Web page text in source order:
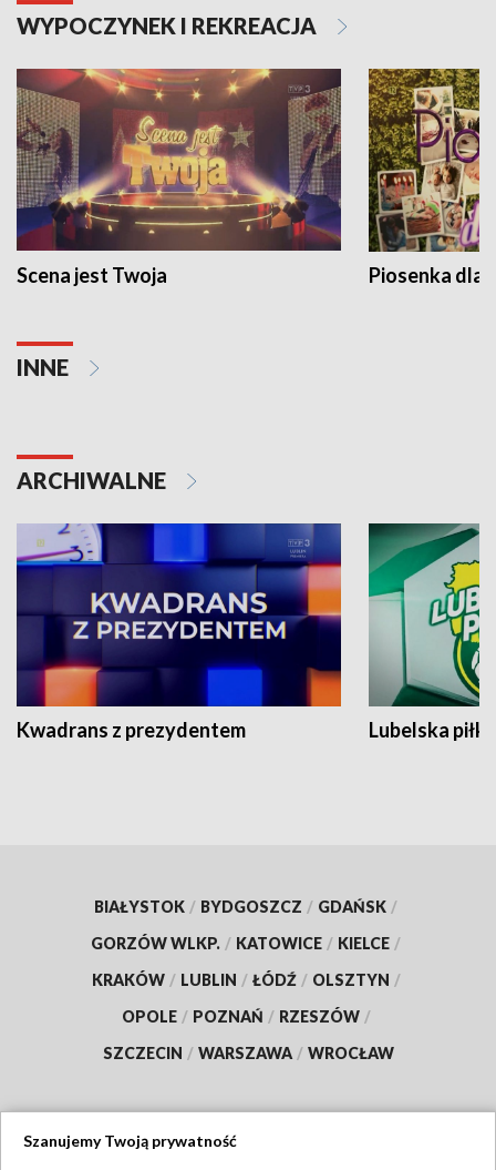
WYPOCZYNEK I REKREACJA
Scena jest Twoja Piosenka dla
INNE
ARCHIWALNE
Kwadrans z prezydentem Lubelska piłka
BIAŁYSTOK / BYDGOSZCZ / GDAŃSK /
GORZÓW WLKP. / KATOWICE / KIELCE /
KRAKÓW / LUBLIN / ŁÓDŹ / OLSZTYN /
OPOLE / POZNAŃ / RZESZÓW /
SZCZECIN / WARSZAWA / WROCŁAW
Szanujemy Twoją prywatność